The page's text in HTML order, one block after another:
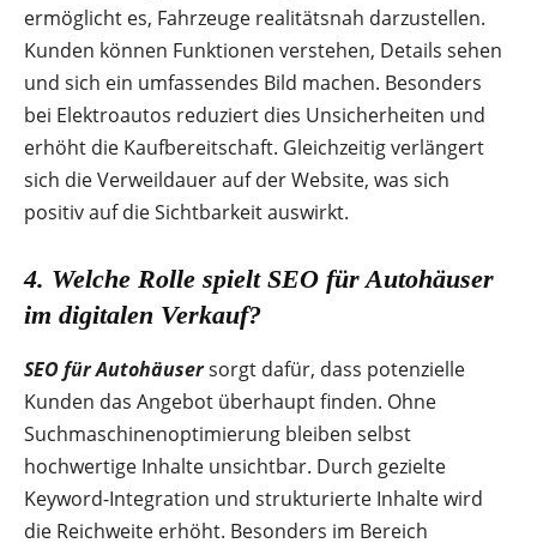
ermöglicht es, Fahrzeuge realitätsnah darzustellen.
Kunden können Funktionen verstehen, Details sehen
und sich ein umfassendes Bild machen. Besonders
bei Elektroautos reduziert dies Unsicherheiten und
erhöht die Kaufbereitschaft. Gleichzeitig verlängert
sich die Verweildauer auf der Website, was sich
positiv auf die Sichtbarkeit auswirkt.
4. Welche Rolle spielt SEO für Autohäuser
im digitalen Verkauf?
SEO für Autohäusersorgt dafür, dass potenzielle
Kunden das Angebot überhaupt finden. Ohne
Suchmaschinenoptimierung bleiben selbst
hochwertige Inhalte unsichtbar. Durch gezielte
Keyword-Integration und strukturierte Inhalte wird
die Reichweite erhöht. Besonders im Bereich